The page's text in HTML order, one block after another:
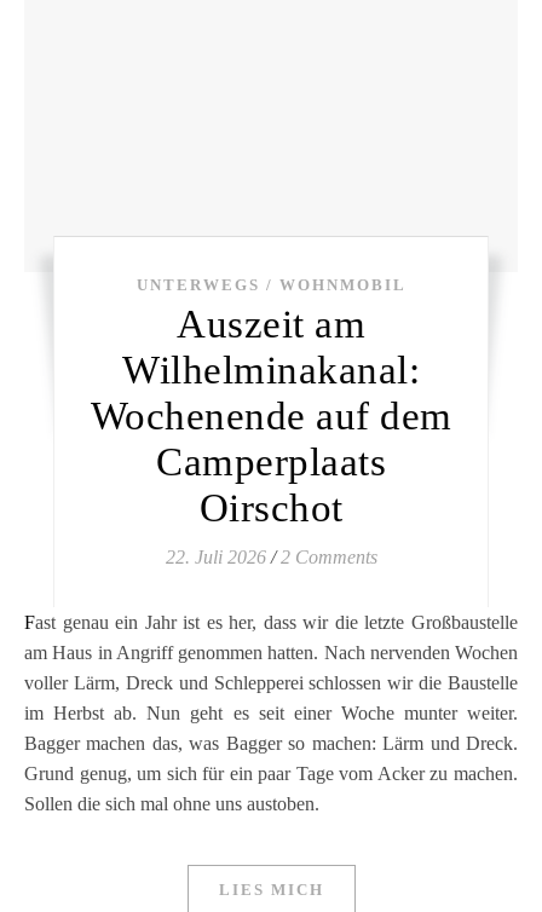
UNTERWEGS / WOHNMOBIL
Auszeit am
Wilhelminakanal:
Wochenende auf dem
Camperplaats
Oirschot
22. Juli 2026 / 2 Comments
Fast genau ein Jahr ist es her, dass wir die letzte Großbaustelle
am Haus in Angriff genommen hatten. Nach nervenden Wochen
voller Lärm, Dreck und Schlepperei schlossen wir die Baustelle
im Herbst ab. Nun geht es seit einer Woche munter weiter.
Bagger machen das, was Bagger so machen: Lärm und Dreck.
Grund genug, um sich für ein paar Tage vom Acker zu machen.
Sollen die sich mal ohne uns austoben.
LIES MICH